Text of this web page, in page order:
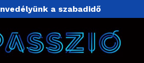
a szabadidő